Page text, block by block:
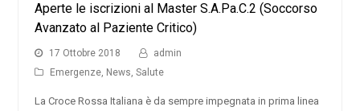
Aperte le iscrizioni al Master S.A.Pa.C.2 (Soccorso
Avanzato al Paziente Critico)
17 Ottobre 2018
admin
Emergenze, News, Salute
La Croce Rossa Italiana è da sempre impegnata in prima linea